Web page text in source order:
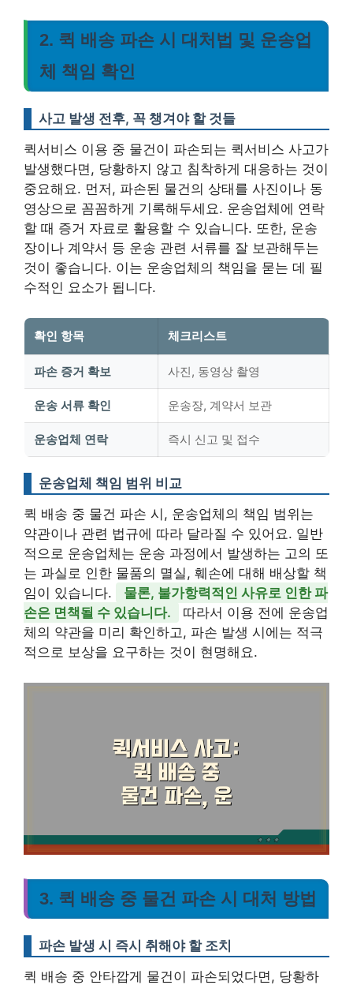
2. 퀵 배송 파손 시 대처법 및 운송업
체 책임 확인
사고 발생 전후, 꼭 챙겨야 할 것들
퀵서비스 이용 중 물건이 파손되는 퀵서비스 사고가
발생했다면, 당황하지 않고 침착하게 대응하는 것이
중요해요. 먼저, 파손된 물건의 상태를 사진이나 동
영상으로 꼼꼼하게 기록해두세요. 운송업체에 연락
할 때 증거 자료로 활용할 수 있습니다. 또한, 운송
장이나 계약서 등 운송 관련 서류를 잘 보관해두는
것이 좋습니다. 이는 운송업체의 책임을 묻는 데 필
수적인 요소가 됩니다.
확인 항목 체크리스트
파손 증거 확보 사진, 동영상 촬영
운송 서류 확인 운송장, 계약서 보관
운송업체 연락 즉시 신고 및 접수
운송업체 책임 범위 비교
퀵 배송 중 물건 파손 시, 운송업체의 책임 범위는
약관이나 관련 법규에 따라 달라질 수 있어요. 일반
적으로 운송업체는 운송 과정에서 발생하는 고의 또
는 과실로 인한 물품의 멸실, 훼손에 대해 배상할 책
임이 있습니다.
물론, 불가항력적인 사유로 인한 파
손은 면책될 수 있습니다.
따라서 이용 전에 운송업
체의 약관을 미리 확인하고, 파손 발생 시에는 적극
적으로 보상을 요구하는 것이 현명해요.
3. 퀵 배송 중 물건 파손 시 대처 방법
파손 발생 시 즉시 취해야 할 조치
퀵 배송 중 안타깝게 물건이 파손되었다면, 당황하